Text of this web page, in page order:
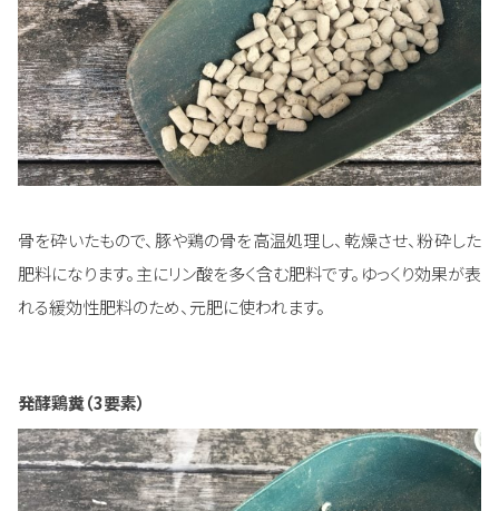
骨を砕いたもので、豚や鶏の骨を高温処理し、乾燥させ、粉砕した
肥料になります。主にリン酸を多く含む肥料です。ゆっくり効果が表
れる緩効性肥料のため、元肥に使われます。
発酵鶏糞（3要素）